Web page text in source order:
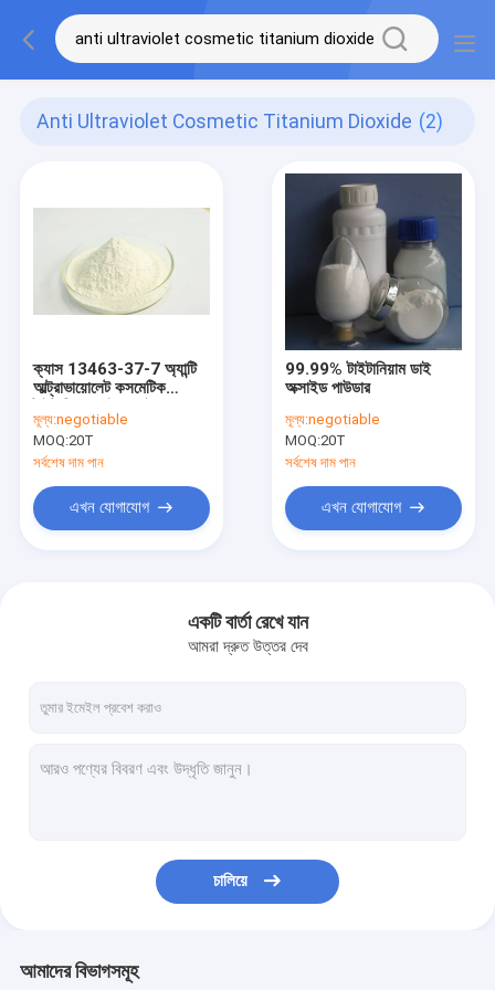
Anti Ultraviolet Cosmetic Titanium Dioxide (2)
ক্যাস 13463-37-7 অ্যান্টি
আল্ট্রাভায়োলেট কসমেটিক
প্রসাধনী ইন টিও 2
মূল্য:negotiable
MOQ:20T
সর্বশেষ দাম পান
এখন যোগাযোগ
99.99% টাইটানিয়াম ডাই
অক্সাইড পাউডার
মূল্য:negotiable
MOQ:20T
সর্বশেষ দাম পান
এখন যোগাযোগ
একটি বার্তা রেখে যান
আমরা দ্রুত উত্তর দেব
চালিয়ে
আমাদের বিভাগসমূহ